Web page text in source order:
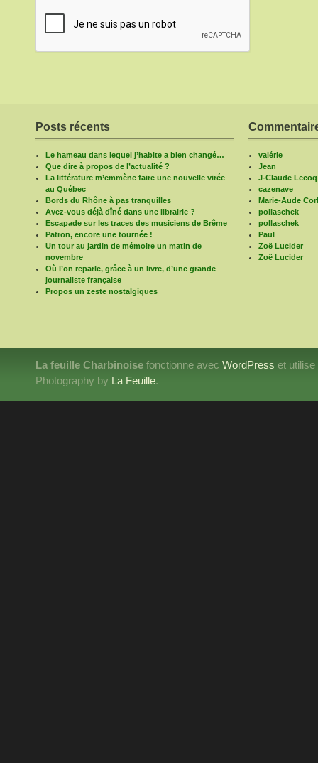
Posts récents
Le hameau dans lequel j’habite a bien changé…
Que dire à propos de l’actualité ?
La littérature m’emmène faire une nouvelle virée
au Québec
Bords du Rhône à pas tranquilles
Avez-vous déjà dîné dans une librairie ?
Escapade sur les traces des musiciens de Brême
Patron, encore une tournée !
Un tour au jardin de mémoire un matin de
novembre
Où l’on reparle, grâce à un livre, d’une grande
journaliste française
Propos un zeste nostalgiques
valérie
Jean
J-Claude Lecoq
cazenave
Marie-Aude
pollaschek
pollaschek
Paul
Zoë Lucider
Zoë Lucider
La feuille Charbinoise fonctionne avec WordPress et
Photography by La Feuille.